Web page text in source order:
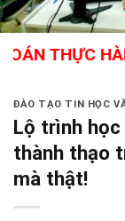
HÀNH
ĐÀO TẠO TIN HỌC
Lộ trình
thành thạo
mà thật!